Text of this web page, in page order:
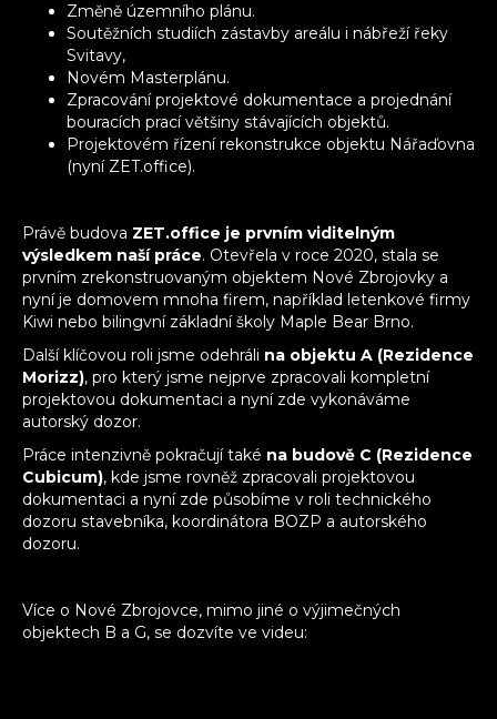
Změně územního plánu.
Soutěžních studiích zástavby areálu i nábřeží řeky
Svitavy,
Novém Masterplánu.
Zpracování projektové dokumentace a projednání
bouracích prací většiny stávajících objektů.
Projektovém řízení rekonstrukce objektu Nářaďovna
(nyní ZET.office).
Právě budova ZET.office je prvním viditelným
výsledkem naší práce. Otevřela v roce 2020, stala se
prvním zrekonstruovaným objektem Nové Zbrojovky a
nyní je domovem mnoha firem, například letenkové firmy
Kiwi nebo bilingvní základní školy Maple Bear Brno.
Další klíčovou roli jsme odehráli na objektu A (Rezidence
Morizz), pro který jsme nejprve zpracovali kompletní
projektovou dokumentaci a nyní zde vykonáváme
autorský dozor.
Práce intenzivně pokračují také na budově C (Rezidence
Cubicum), kde jsme rovněž zpracovali projektovou
dokumentaci a nyní zde působíme v roli technického
dozoru stavebníka, koordinátora BOZP a autorského
dozoru.
Více o Nové Zbrojovce, mimo jiné o výjimečných
objektech B a G, se dozvíte ve videu: